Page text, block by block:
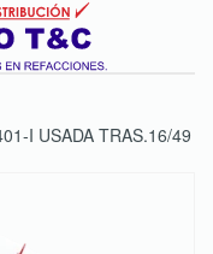
I USADA TRAS.16/49